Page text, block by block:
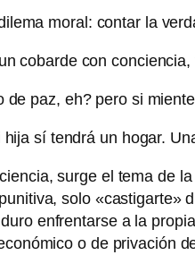
moral: contar la
cobarde con
paz, eh? pero si
sí tendrá un hogar.
surge el tema de
solo «castigarte»
enfrentarse a la
o de privación